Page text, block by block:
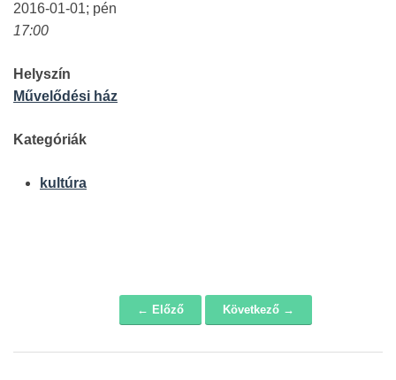
2016-01-01; pén
17:00
Helyszín
Művelődési ház
Kategóriák
kultúra
← Előző Következő →